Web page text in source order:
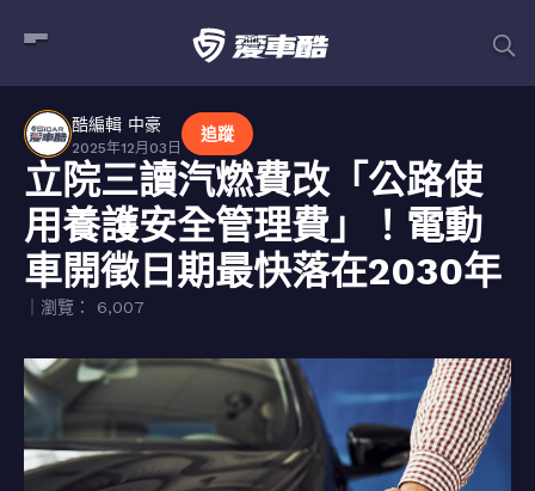
酷編輯 中豪
2025年12月03日
追蹤
立院三讀汽燃費改「公路使
用養護安全管理費」！電動
車開徵日期最快落在2030年
｜瀏覽： 6,007